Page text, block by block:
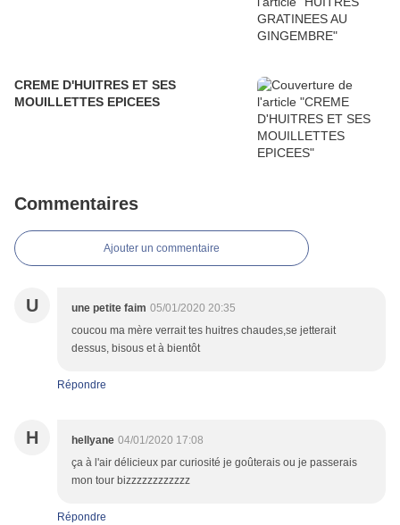
CREME D'HUITRES ET SES
MOUILLETTES EPICEES
Commentaires
Ajouter un commentaire
U une petite faim 05/01/2020 20:35
coucou ma mère verrait tes huitres chaudes,se jetterait
dessus, bisous et à bientôt
Répondre
H hellyane 04/01/2020 17:08
ça à l'air délicieux par curiosité je goûterais ou je passerais
mon tour bizzzzzzzzzzzz
Répondre